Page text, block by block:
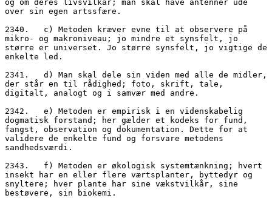
og om deres livsvilkår; man skal have antenner ude
over sin egen artssfære.
2340.   c) Metoden kræver evne til at observere på
mikro- og makroniveau; jo mindre et synsfelt, jo
større er universet. Jo større synsfelt, jo vigtige de
enkelte led.
2341.   d) Man skal dele sin viden med alle de midler,
der står en til rådighed; foto, skrift, tale,
digitalt, analogt og i samvær med andre.
2342.   e) Metoden er empirisk i en videnskabelig
dogmatisk forstand; her gælder et kodeks for fund,
fangst, observation og dokumentation. Dette for at
validere de enkelte fund og forsvare metodens
sandhedsværdi.
2343.   f) Metoden er økologisk systemtænkning; hvert
insekt har en eller flere værtsplanter, byttedyr og
snyltere; hver plante har sine vækstvilkår, sine
bestøvere, sin biokemi.